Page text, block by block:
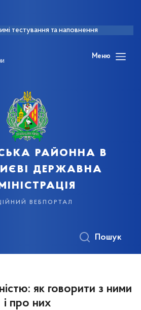
тестування та наповнення
Меню
районна в
державна
вебпортал
Пошук
як говорити з ними
і про них